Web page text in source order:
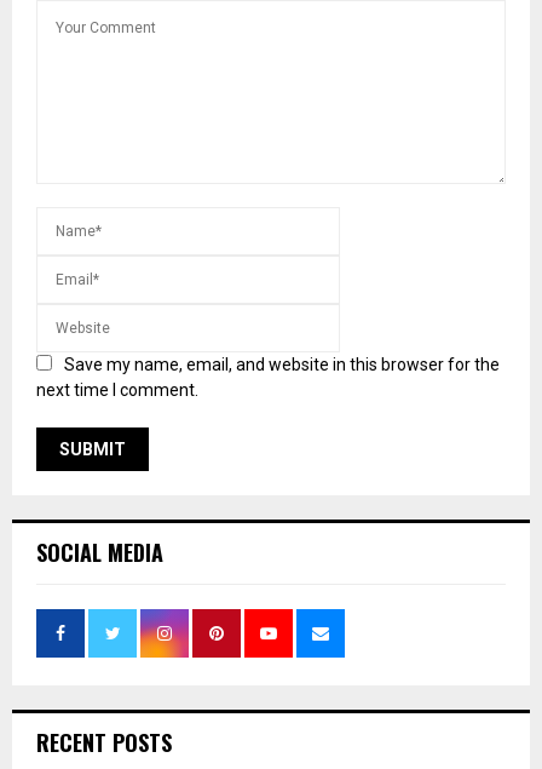
Save my name, email, and website in this browser for the
next time I comment.
SOCIAL MEDIA
RECENT POSTS